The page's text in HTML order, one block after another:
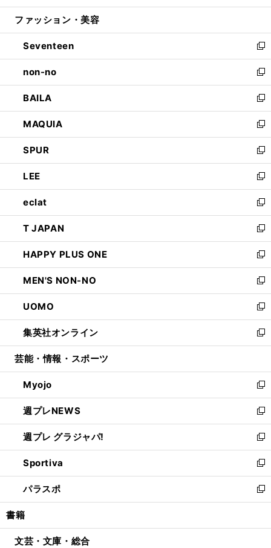
開
ウ
開
く
ン
ウ
で
開
く
ウ
ン
ド
ウ
で
開
く
ファッション・美容
Seventeen
新
し
い
ウ
ィ
ン
ド
ウ
で
開
く
non-no
新
し
い
ウ
ィ
ン
ド
ウ
で
開
く
BAILA
新
し
い
ウ
ィ
ン
ド
ウ
で
開
く
MAQUIA
新
し
い
ウ
ィ
ン
ド
ウ
で
開
く
SPUR
新
し
い
ウ
ィ
ン
ド
ウ
で
開
く
LEE
新
し
い
ウ
ィ
ン
ド
ウ
で
開
く
eclat
新
し
い
ウ
ィ
ン
ド
ウ
で
開
く
T JAPAN
新
し
い
ウ
ィ
ン
ド
ウ
で
開
HAPPY PLUS ONE
新
し
い
ウ
ィ
ン
ド
ウ
開
く
MEN'S NON-NO
新
し
い
ウ
ィ
ン
ウ
で
開
く
UOMO
新
し
い
ウ
ン
ド
ウ
で
開
く
集英社オンライン
新
し
ウ
ィ
ン
ド
ウ
で
開
く
芸能・情報・スポーツ
Myojo
新
し
い
ウ
ィ
ン
ド
ウ
で
開
週プレNEWS
新
し
い
ウ
ィ
ン
ド
ウ
開
週プレ グラジャパ!
新
し
い
ウ
ィ
ン
ウ
Sportiva
新
し
い
ウ
ン
パラスポ
新
し
ウ
書籍
文芸・文庫・総合